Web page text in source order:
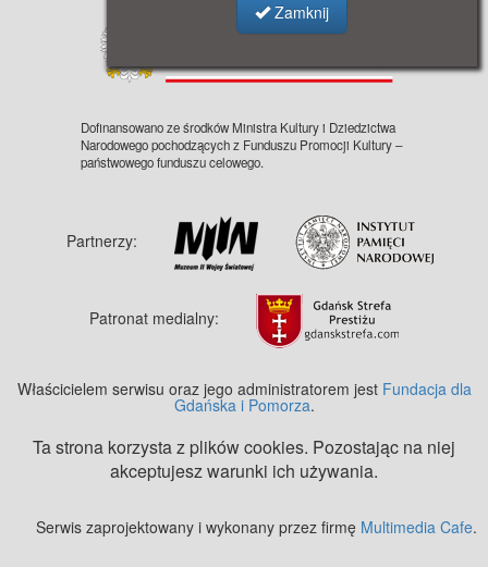
Dofinansowano ze środków Ministra Kultury i Dziedzictwa
Narodowego pochodzących z Funduszu Promocji Kultury –
państwowego funduszu celowego.
Partnerzy:
Patronat medialny:
Właścicielem serwisu oraz jego administratorem jest Fundacja dla
Gdańska i Pomorza.
Ta strona korzysta z plików cookies. Pozostając na niej
akceptujesz warunki ich używania.
Serwis zaprojektowany i wykonany przez firmę Multimedia Cafe.
Zamknij